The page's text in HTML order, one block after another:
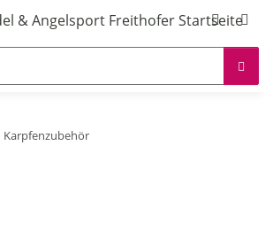
Karpfenzubehör